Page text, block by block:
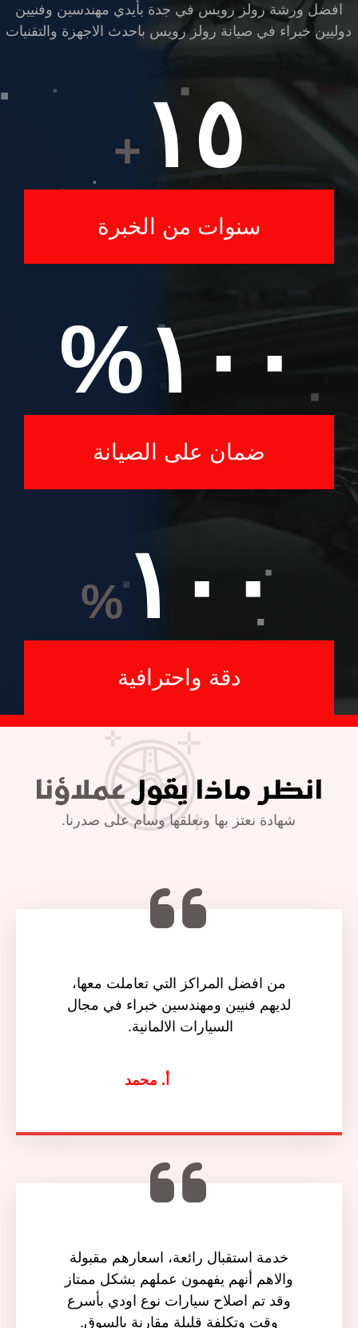
افضل ورشة رولز رويس في جدة بأيدي مهندسين وفنيين
دوليين خبراء في صيانة رولز رويس باحدث الاجهزة والتقنيات
١٥ +
سنوات من الخبرة
١٠٠%
ضمان على الصيانة
١٠٠%
دقة واحترافية
انظر ماذا يقولعملاؤنا
شهادة نعتز بها ونعلقها وسام على صدرنا.
من افضل المراكز التي تعاملت معها،
لديهم فنيين ومهندسين خبراء في مجال
السيارات الالمانية.
أ. محمد
خدمة استقبال رائعة، اسعارهم مقبولة
والاهم أنهم يفهمون عملهم بشكل ممتاز
وقد تم اصلاح سيارات نوع اودي بأسرع
وقت وتكلفة قليلة مقارنة بالسوق.